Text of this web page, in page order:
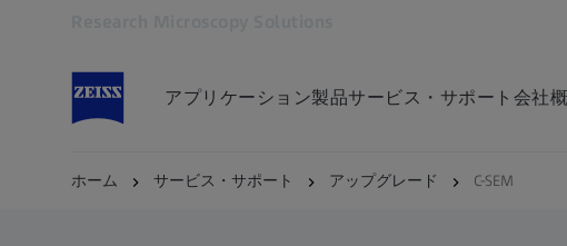
アプリケーション製品サービス・サポート 会社
ホーム サービス・サポート アップグレード C-SEM